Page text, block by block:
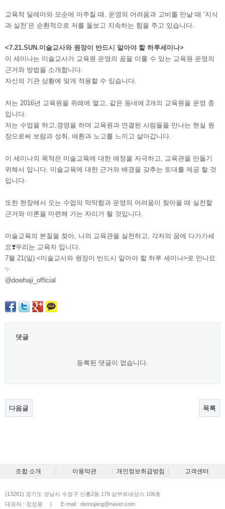
교육적 딜레마와 모순에 마주칠 때, 운영의 어려움과 고비를 만날 때 ‘지식
과 실천’은 순환적으로 저를 돌보고 지속하는 힘을 주고 있습니다.
<7.21.SUN.미술교사와 원장이 반드시 알아야 할 하루세미나>
이 세미나는 미술교사가 교육원 운영의 꿈을 이룰 수 있는 교육원 운영의
근거와 방법을 소개합니다.
자신의 기관 상황에 맞게 적용할 수 있습니다.
저는 2016년 교육원을 위례에 열고, 같은 동네에 2개의 교육원을 운영 중
입니다.
저는 수업을 하고,경영을 하며 교육원과 연결된 사람들을 만나는 현실 원
장으로써 보람과 성취, 애환과 노고를 느끼고 살아갑니다.
이 세미나의 목적은 미술교육에 대한 애정을 자극하고, 교육관을 만들기
위해서 입니다. 미술교육에 대한 근거와 배경을 갖추는 토대를 제공 할 것
입니다.
또한 현장에서 오는 수업의 막막함과 운영의 어려움이 찾아올 때 실천할
근거와 이론을 마련해 가는 자리가 될 것입니다.
미술교육의 본질을 찾아, 나의 교육관을 실천하고, 각자의 꿈에 다가가세
요❣️우리는 교육자 입니다.
7월 21(일) <미술교사와 원장이 반드시 알아야 할 하루 세미나>로 만나요
✨
@dowhaji_official
댓글
등록된 댓글이 없습니다.
다음글 목록
조합 소개 이용약관 개인정보취급방침 고객센터
(13261) 경기도 성남시 수정구 신흥2동 179 삼부르네상스 106호
대표자 : 장성웅
| E-mail : demojang@naver.com